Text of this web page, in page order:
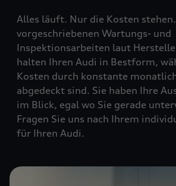
Alles läuft. Nur die Kosten
vorgeschriebenen Wartungs- und
Inspektionsarbeiten laut
halten Ihren Audi in Bestform,
Kosten durch konstante
abgedeckt sind. Sie haben Ihre
im Blick, egal wo Sie gerade
Fragen Sie uns nach Ihrem
für Ihren Audi.